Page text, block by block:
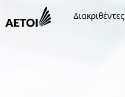
Διακριθέντες